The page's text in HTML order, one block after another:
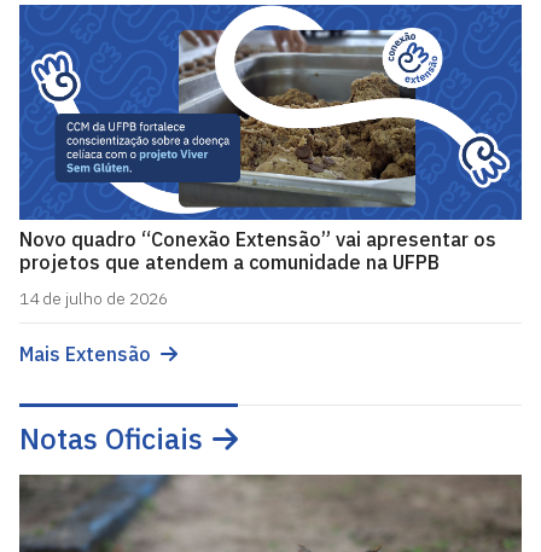
Novo quadro “Conexão Extensão” vai apresentar os
projetos que atendem a comunidade na UFPB
14 de julho de 2026
Mais Extensão
Notas Oficiais